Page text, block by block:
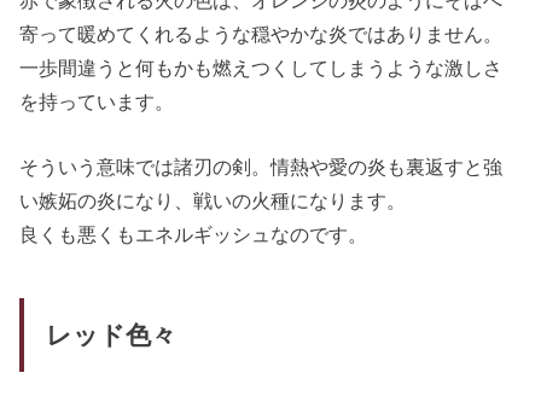
寄って暖めてくれるような穏やかな炎ではありません。
一歩間違うと何もかも燃えつくしてしまうような激しさ
を持っています。
そういう意味では諸刃の剣。情熱や愛の炎も裏返すと強
い嫉妬の炎になり、戦いの火種になります。
良くも悪くもエネルギッシュなのです。
レッド色々